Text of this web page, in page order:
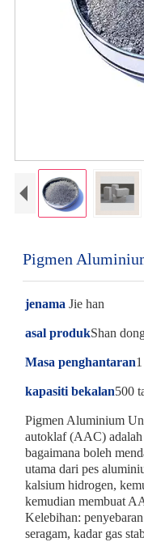
Pigmen
jenama Jie han
asal produkShan
Masa penghantaran
kapasiti bekalan500
Pigmen Aluminium
autoklaf (AAC) adalah
bagaimana boleh
utama dari pes
kalsium hidrogen,
kemudian membuat
Kelebihan:
seragam, kadar gas